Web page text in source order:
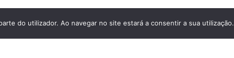
do utilizador. Ao navegar no site estará a consentir a sua utilização.